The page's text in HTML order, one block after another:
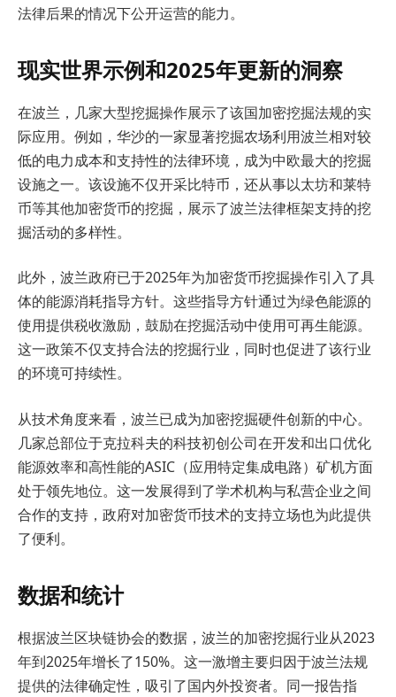
法律后果的情况下公开运营的能力。
现实世界示例和2025年更新的洞察
在波兰，几家大型挖掘操作展示了该国加密挖掘法规的实
际应用。例如，华沙的一家显著挖掘农场利用波兰相对较
低的电力成本和支持性的法律环境，成为中欧最大的挖掘
设施之一。该设施不仅开采比特币，还从事以太坊和莱特
币等其他加密货币的挖掘，展示了波兰法律框架支持的挖
掘活动的多样性。
此外，波兰政府已于2025年为加密货币挖掘操作引入了具
体的能源消耗指导方针。这些指导方针通过为绿色能源的
使用提供税收激励，鼓励在挖掘活动中使用可再生能源。
这一政策不仅支持合法的挖掘行业，同时也促进了该行业
的环境可持续性。
从技术角度来看，波兰已成为加密挖掘硬件创新的中心。
几家总部位于克拉科夫的科技初创公司在开发和出口优化
能源效率和高性能的ASIC（应用特定集成电路）矿机方面
处于领先地位。这一发展得到了学术机构与私营企业之间
合作的支持，政府对加密货币技术的支持立场也为此提供
了便利。
数据和统计
根据波兰区块链协会的数据，波兰的加密挖掘行业从2023
年到2025年增长了150%。这一激增主要归因于波兰法规
提供的法律确定性，吸引了国内外投资者。同一报告指